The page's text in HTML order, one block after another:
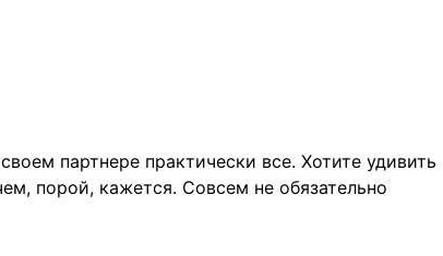
партнере практически все. Хотите удивить
порой, кажется. Совсем не обязательно